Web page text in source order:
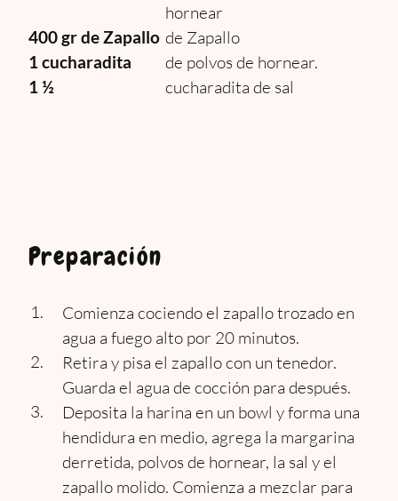
hornear
400 gr de Zapallo de Zapallo
1 cucharadita de polvos de hornear.
1 ½ cucharadita de sal
Preparación
Comienza cociendo el zapallo trozado en
agua a fuego alto por 20 minutos.
Retira y pisa el zapallo con un tenedor.
Guarda el agua de cocción para después.
Deposita la harina en un bowl y forma una
hendidura en medio, agrega la margarina
derretida, polvos de hornear, la sal y el
zapallo molido. Comienza a mezclar para